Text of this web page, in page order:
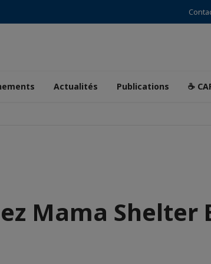
Actualités Publications ☕
Mama Shelter